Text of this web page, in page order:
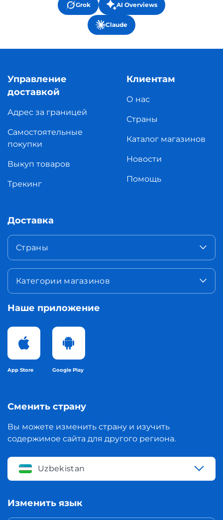
Grok AI Overviews
Claude
Управление
доставкой
Адрес за границей
Самостоятельные
покупки
Выкуп товаров
Трекинг
Клиентам
О нас
Страны
Каталог магазинов
Новости
Помощь
Доставка
Страны
Категории магазинов
Наше приложение
App Store Google Play
Сменить страну
Вы можете изменить страну и изучить
содержимое сайта для другого региона.
Uzbekistan
Изменить язык